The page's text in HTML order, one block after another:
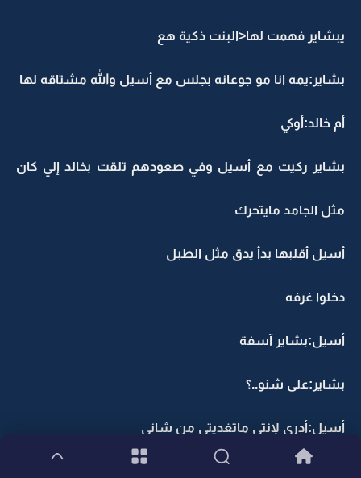
يبشاير فهمت لها<البنت ذكية هع
بشاير:يمه انا مو جوعانه بجلس مع أسيل والله مشتاقه لها
أم خالد:أوكي
بشاير ركيت مع أسيل وفي صعودهم تلقت بخالد إلي كان
مثل الجامد مايتحرك
أسيل أقلبها بدأ يدق مثل الطبل
دخلوا غرفه
أسيل:بشاير آسفة
بشاير:على شنو..؟
أسيل:أدري لإنتي ماتغديتي من شاني